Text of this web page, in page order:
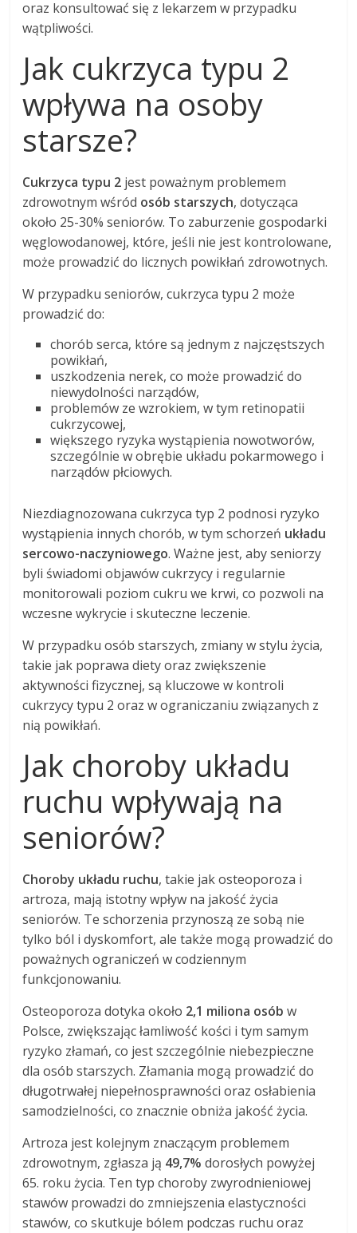
oraz konsultować się z lekarzem w przypadku
wątpliwości.
Jak cukrzyca typu 2
wpływa na osoby
starsze?
Cukrzyca typu 2 jest poważnym problemem
zdrowotnym wśród osób starszych, dotycząca
około 25-30% seniorów. To zaburzenie gospodarki
węglowodanowej, które, jeśli nie jest kontrolowane,
może prowadzić do licznych powikłań zdrowotnych.
W przypadku seniorów, cukrzyca typu 2 może
prowadzić do:
chorób serca, które są jednym z najczęstszych
powikłań,
uszkodzenia nerek, co może prowadzić do
niewydolności narządów,
problemów ze wzrokiem, w tym retinopatii
cukrzycowej,
większego ryzyka wystąpienia nowotworów,
szczególnie w obrębie układu pokarmowego i
narządów płciowych.
Niezdiagnozowana cukrzyca typ 2 podnosi ryzyko
wystąpienia innych chorób, w tym schorzeń układu
sercowo-naczyniowego. Ważne jest, aby seniorzy
byli świadomi objawów cukrzycy i regularnie
monitorowali poziom cukru we krwi, co pozwoli na
wczesne wykrycie i skuteczne leczenie.
W przypadku osób starszych, zmiany w stylu życia,
takie jak poprawa diety oraz zwiększenie
aktywności fizycznej, są kluczowe w kontroli
cukrzycy typu 2 oraz w ograniczaniu związanych z
nią powikłań.
Jak choroby układu
ruchu wpływają na
seniorów?
Choroby układu ruchu, takie jak osteoporoza i
artroza, mają istotny wpływ na jakość życia
seniorów. Te schorzenia przynoszą ze sobą nie
tylko ból i dyskomfort, ale także mogą prowadzić do
poważnych ograniczeń w codziennym
funkcjonowaniu.
Osteoporoza dotyka około 2,1 miliona osób w
Polsce, zwiększając łamliwość kości i tym samym
ryzyko złamań, co jest szczególnie niebezpieczne
dla osób starszych. Złamania mogą prowadzić do
długotrwałej niepełnosprawności oraz osłabienia
samodzielności, co znacznie obniża jakość życia.
Artroza jest kolejnym znaczącym problemem
zdrowotnym, zgłasza ją 49,7% dorosłych powyżej
65. roku życia. Ten typ choroby zwyrodnieniowej
stawów prowadzi do zmniejszenia elastyczności
stawów, co skutkuje bólem podczas ruchu oraz